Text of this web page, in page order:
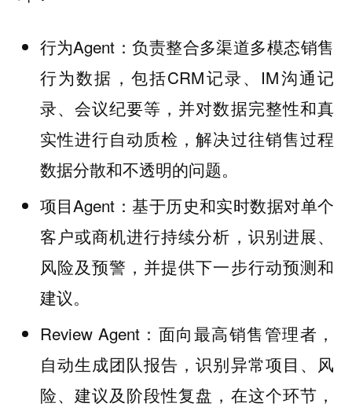
行为Agent：负责整合多渠道多模态销售
行为数据，包括CRM记录、IM沟通记
录、会议纪要等，并对数据完整性和真
实性进行自动质检，解决过往销售过程
数据分散和不透明的问题。
项目Agent：基于历史和实时数据对单个
客户或商机进行持续分析，识别进展、
风险及预警，并提供下一步行动预测和
建议。
Review Agent：面向最高销售管理者，
自动生成团队报告，识别异常项目、风
险、建议及阶段性复盘，在这个环节，